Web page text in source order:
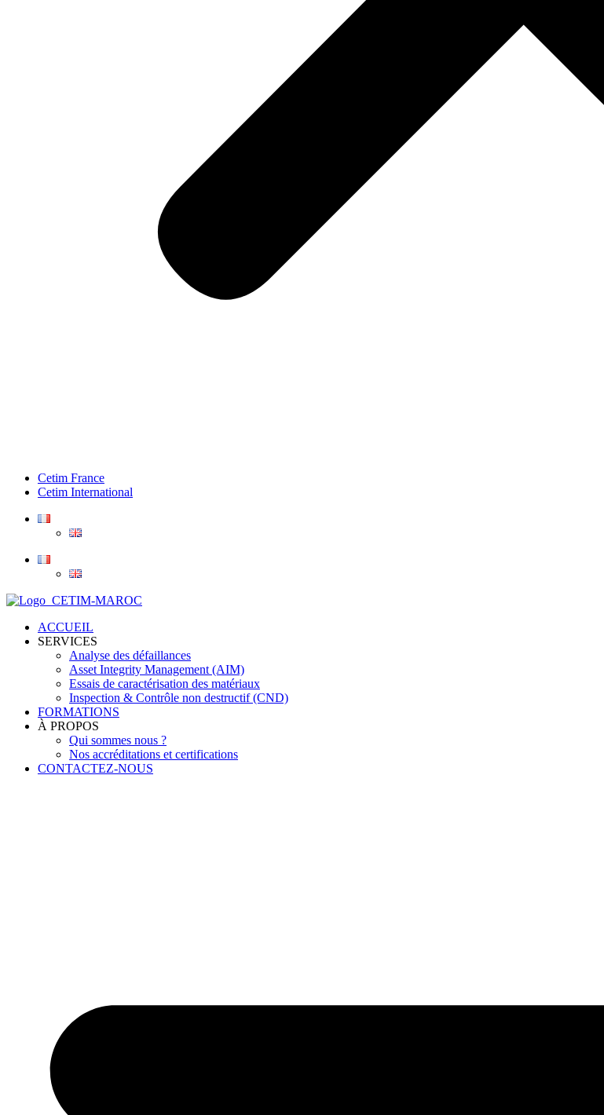
Cetim France
Cetim International
ACCUEIL
SERVICES
Analyse des défaillances
Asset Integrity Management (AIM)
Essais de caractérisation des matériaux
Inspection & Contrôle non destructif (CND)
FORMATIONS
À PROPOS
Qui sommes nous ?
Nos accréditations et certifications
CONTACTEZ-NOUS